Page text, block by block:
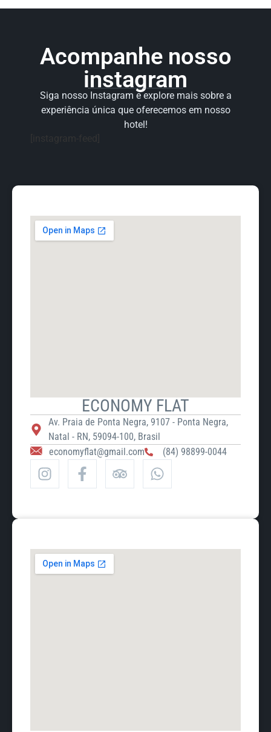
Acompanhe nosso
instagram
Siga nosso Instagram e explore mais sobre a
experiência única que oferecemos em nosso
hotel!
ECONOMY FLAT
Av. Praia de Ponta Negra, 9107 - Ponta Negra,
Natal - RN, 59094-100, Brasil
economyflat@gmail.com
(84) 98899-0044